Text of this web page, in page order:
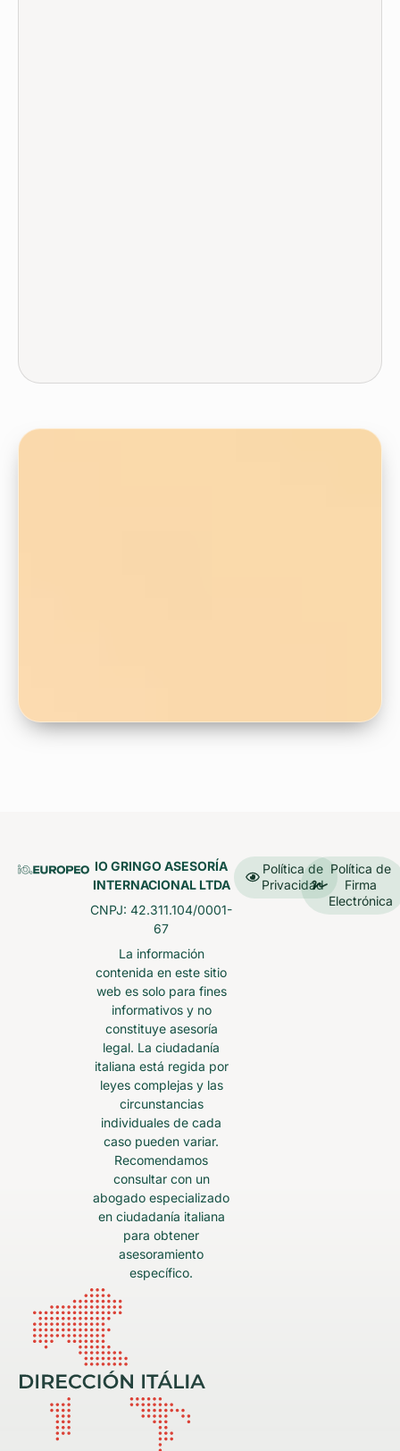
IO GRINGO ASESORÍA
INTERNACIONAL LTDA
CNPJ: 42.311.104/0001-
67
La información
contenida en este sitio
web es solo para fines
informativos y no
constituye asesoría
legal. La ciudadanía
italiana está regida por
leyes complejas y las
circunstancias
individuales de cada
caso pueden variar.
Recomendamos
consultar con un
abogado especializado
en ciudadanía italiana
para obtener
asesoramiento
específico.
Política de
Privacidad
Política de
Firma
Electrónica